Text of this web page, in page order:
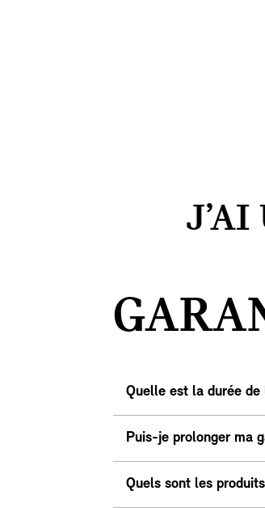
Quelle est la durée de
Puis-je prolonger ma
Quels sont les